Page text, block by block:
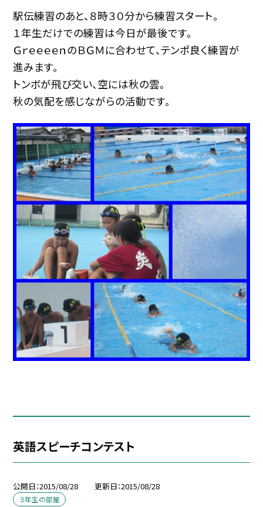
駅伝練習のあと、８時３０分から練習スタート。
１年生だけでの練習は今日が最後です。
ＧｒｅｅｅｅｎのＢＧＭに合わせて、テンポ良く練習が
進みます。
トンボが飛び交い、空には秋の雲。
秋の気配を感じながらの活動です。
英語スピーチコンテスト
公開日 2015/08/28 更新日 2015/08/28
３年生の部屋